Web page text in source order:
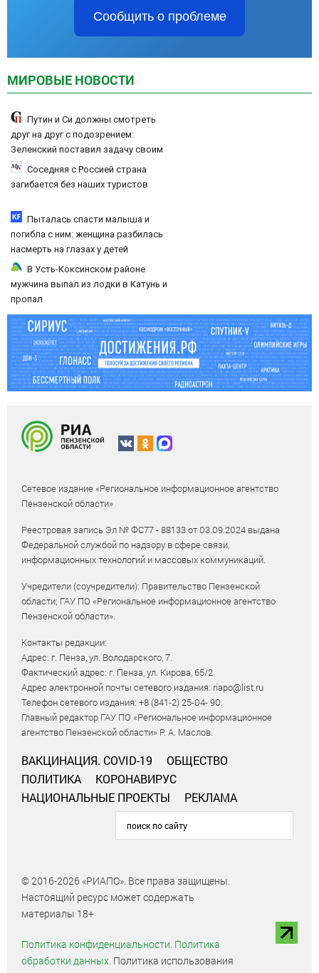
Сообщить о проблеме
МИРОВЫЕ НОВОСТИ
Путин и Си должны смотреть
друг на друг с подозрением:
Зеленский поставил задачу своим
дипломатам
Соседняя с Россией страна
загибается без наших туристов
Пыталась спасти малыша и
погибла с ним: женщина разбилась
насмерть на глазах у детей
06/08/2026 – Новости
В Усть-Коксинском районе
мужчина выпал из лодки в Катунь и
пропал
Сетевое издание «Региональное информационное агентство
Пензенской области»
Реестровая запись Эл № ФС77 - 88133 от 03.09.2024 выдана
Федеральной службой по надзору в сфере связи,
информационных технологий и массовых коммуникаций.
Учредители (соучредители): Правительство Пензенской
области; ГАУ ПО «Региональное информационное агентство
Пензенской области».
Контакты редакции:
Адрес: г. Пенза, ул. Володарского, 7.
Фактический адрес: г. Пенза, ул. Кирова, 65/2.
Адрес электронной почты сетевого издания: riapo@list.ru
Телефон сетевого издания: +8 (841-2) 25-04- 90.
Главный редактор ГАУ ПО «Региональное информационное
агентство Пензенской области» Р. А. Маслов.
ВАКЦИНАЦИЯ. COVID-19
ОБЩЕСТВО
ПОЛИТИКА
КОРОНАВИРУС
НАЦИОНАЛЬНЫЕ ПРОЕКТЫ
РЕКЛАМА
© 2016-2026 «РИАПО». Все права защищены.
Настоящий ресурс может содержать
материалы 18+
Политика конфиденциальности. Политика
обработки данных. Политика использования